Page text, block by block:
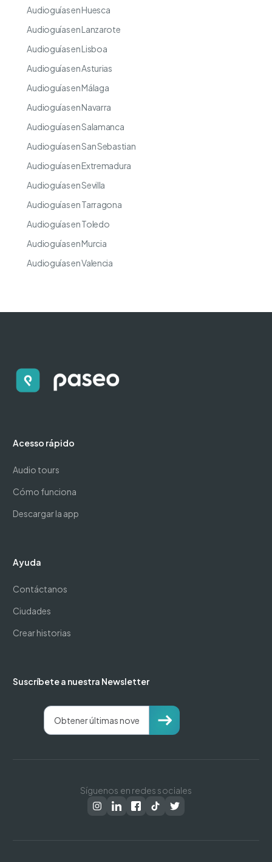
Audioguías en Huesca
Audioguías en Lanzarote
Audioguías en Lisboa
Audioguías en Asturias
Audioguías en Málaga
Audioguías en Navarra
Audioguías en Salamanca
Audioguías en San Sebastian
Audioguías en Extremadura
Audioguías en Sevilla
Audioguías en Tarragona
Audioguías en Toledo
Audioguías en Murcia
Audioguías en Valencia
Acesso rápido
Audio tours
Cómo funciona
Descargar la app
Ayuda
Contáctanos
Ciudades
Crear historias
Suscríbete a nuestra Newsletter
Síguenos en redes sociales